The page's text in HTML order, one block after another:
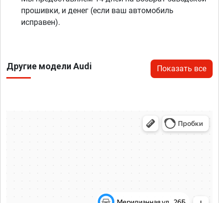
прошивки, и денег (если ваш автомобиль
исправен).
Другие модели Audi Показать все